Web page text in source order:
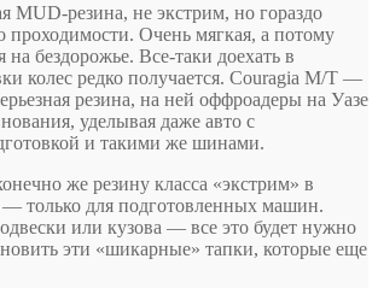
MUD-резина, не экстрим, но гораздо
проходимости. Очень мягкая, а потому
бездорожье. Все-таки доехать в
колес редко получается. Couragia M/T —
резина, на ней оффроадеры на Уазе
уделывая даже авто с
и такими же шинами.
же резину класса «экстрим» в
только для подготовленных машин.
или кузова — все это будет нужно
эти «шикарные» тапки, которые еще